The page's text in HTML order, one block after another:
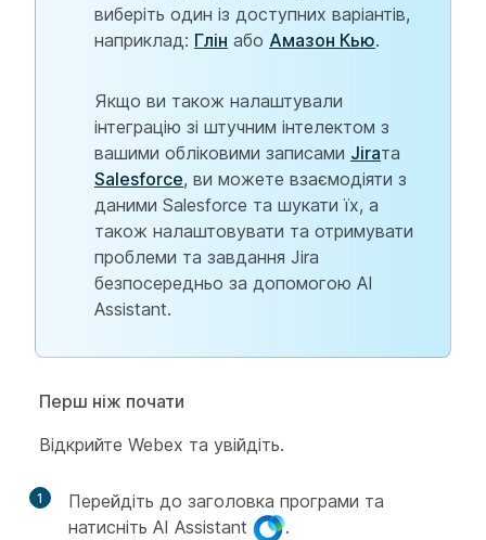
виберіть один із доступних варіантів,
наприклад: Глін або Амазон Кью.
Якщо ви також налаштували
інтеграцію зі штучним інтелектом з
вашими обліковими записами Jiraта
Salesforce, ви можете взаємодіяти з
даними Salesforce та шукати їх, а
також налаштовувати та отримувати
проблеми та завдання Jira
безпосередньо за допомогою AI
Assistant.
Перш ніж почати
Відкрийте Webex та увійдіть.
1
Перейдіть до заголовка програми та
натисніть AI Assistant
.